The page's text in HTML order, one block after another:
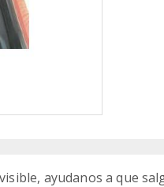
ayudanos a que